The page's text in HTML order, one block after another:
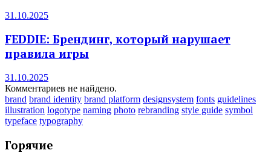
31.10.2025
FEDDIE: Брендинг, который нарушает
правила игры
31.10.2025
Комментариев не найдено.
brand brand identity brand platform designsystem fonts guidelines
illustration logotype naming photo rebranding style guide symbol
typeface typography
Горячие